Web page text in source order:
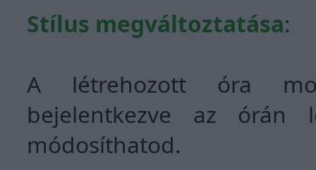
Stílus megváltoztatása:
A létrehozott óra
bejelentkezve az órán
módosíthatod.